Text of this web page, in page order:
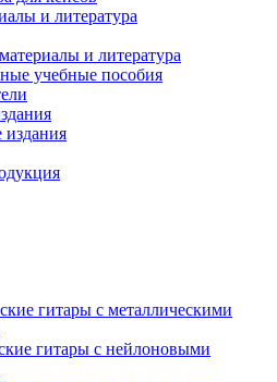
и литература
и литература
учебные пособия
гитары с металлическими
гитары с нейлоновыми